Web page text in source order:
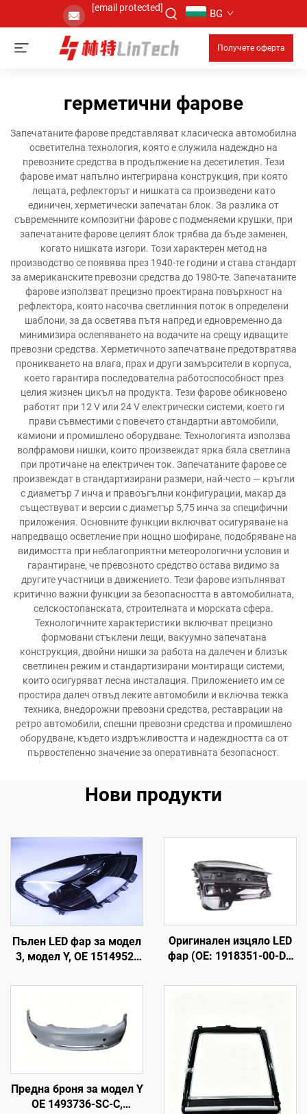
[email protected] BG
Получете оферта
герметични фарове
Запечатаните фарове представляват класическа автомобилна
осветителна технология, която е служила надеждно на
превозните средства в продължение на десетилетия. Тези
фарове имат напълно интегрирана конструкция, при която
лещата, рефлекторът и нишката са произведени като
единичен, херметически запечатан блок. За разлика от
съвременните композитни фарове с подменяеми крушки, при
запечатаните фарове целият блок трябва да бъде заменен,
когато нишката изгори. Този характерен метод на
производство се появява през 1940-те години и става стандарт
за американските превозни средства до 1980-те. Запечатаните
фарове използват прецизно проектирана повърхност на
рефлектора, която насочва светлинния поток в определени
шаблони, за да осветява пътя напред и едновременно да
минимизира ослепяването на водачите на срещу идващите
превозни средства. Херметичното запечатване предотвратява
проникването на влага, прах и други замърсители в корпуса,
което гарантира последователна работоспособност през
целия жизнен цикъл на продукта. Тези фарове обикновено
работят при 12 V или 24 V електрически системи, което ги
прави съвместими с повечето стандартни автомобили,
камиони и промишлено оборудване. Технологията използва
волфрамови нишки, които произвеждат ярка бяла светлина
при протичане на електричен ток. Запечатаните фарове се
произвеждат в стандартизирани размери, най-често — кръгли
с диаметър 7 инча и правоъгълни конфигурации, макар да
съществуват и версии с диаметър 5,75 инча за специфични
приложения. Основните функции включват осигуряване на
напредващо осветление при нощно шофиране, подобряване на
видимостта при неблагоприятни метеорологични условия и
гарантиране, че превозното средство остава видимо за
другите участници в движението. Тези фарове изпълняват
критично важни функции за безопасността в автомобилната,
селскостопанската, строителната и морската сфера.
Технологичните характеристики включват прецизно
формовани стъклени лещи, вакуумно запечатана
конструкция, двойни нишки за работа на далечен и близък
светлинен режим и стандартизирани монтиращи системи,
които осигуряват лесна инсталация. Приложението им се
простира далеч отвъд леките автомобили и включва тежка
техника, внедорожни превозни средства, реставрации на
ретро автомобили, спешни превозни средства и промишлено
оборудване, където издръжливостта и надеждността са от
първостепенно значение за оперативната безопасност.
Нови продукти
Пълен LED фар за модел
3, модел Y, OE 1514952-
1514952-10-E, подмяна
автомобилно осветление
Оригинален изцяло LED
фар (OE: 1918351-00-D),
ABS пластмаса и UV-
светлини 850 м,
експлоатационен живот
50000 часа, за подмяна
на фарове за модел 3/Y и
трансграничен износ
Предна броня за модел Y
OE 1493736-SC-C,